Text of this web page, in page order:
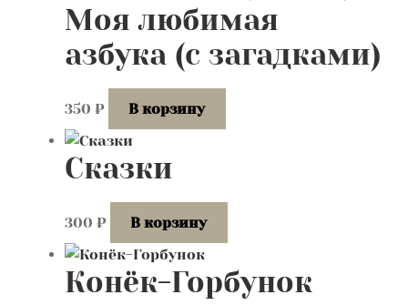
Моя любимая
азбука (с загадками)
350 ₽ В корзину
Сказки
300 ₽ В корзину
Конёк-Горбунок